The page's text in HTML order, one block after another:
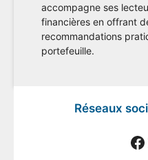
accompagne ses
financières en offrant
recommandations
portefeuille.
Réseaux